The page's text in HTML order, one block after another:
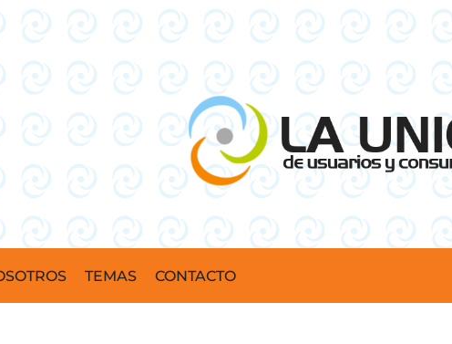
TEMAS CONTACTO